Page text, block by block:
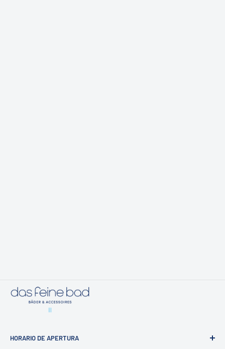
HORARIO DE APERTURA